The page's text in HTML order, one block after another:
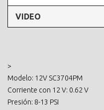
VIDEO
>
Modelo: 12V SC3704PM
Corriente con 12 V: 0.62 V
Presión: 8-13 PSI